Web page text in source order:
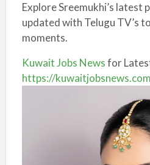
Explore Sreemukhi’s latest
updated with Telugu TV’s
moments.
Kuwait Jobs Newsfor
https://kuwaitjobsnews.com